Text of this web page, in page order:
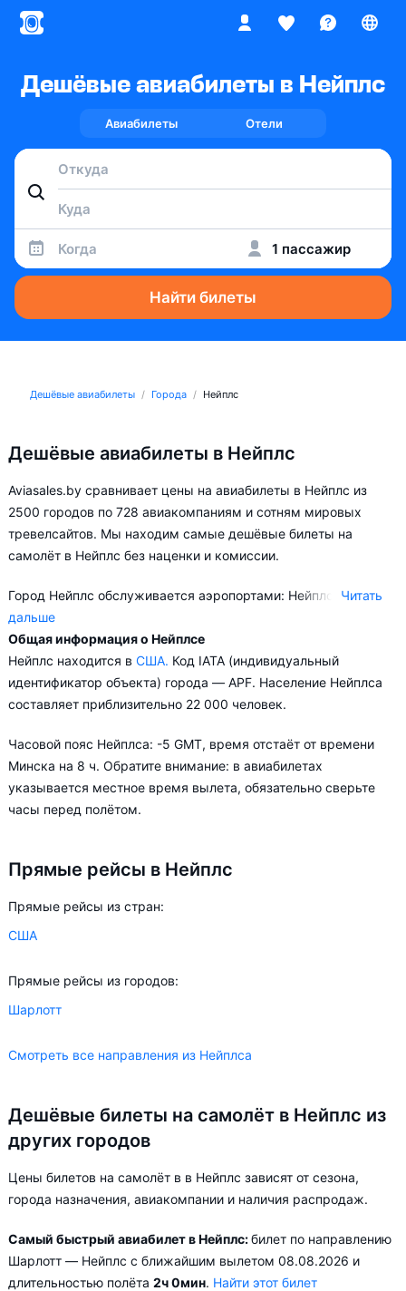
Дешёвые авиабилеты в Нейплс
Авиабилеты Отели
Когда 1 пассажир
Найти билеты
Дешёвые авиабилеты Города Нейплс
Дешёвые авиабилеты в Нейплс
Aviasales.by сравнивает цены на авиабилеты в Нейплс из
2500 городов по 728 авиакомпаниям и сотням мировых
тревелсайтов. Мы находим самые дешёвые билеты на
самолёт в Нейплс без наценки и комиссии.
Город Нейплс обслуживается аэропортами: Нейплс. Читать
дальше
В зависимости от количества дней, оставшихся до вылета,
цена билета на самолёт из в Нейплс может измениться
более чем на 63%.
Aviasales.by советует купить авиабилеты в Нейплс заранее,
чтобы вы могли выбирать условия перелёта, ориентируясь на
свои пожелания и финансовые возможности.
Общая информация о Нейплсе
Нейплс находится в США. Код IATA (индивидуальный
идентификатор объекта) города — APF. Население Нейплса
составляет приблизительно 22 000 человек.
Часовой пояс Нейплса: -5 GMT, время отстаёт от времени
Минска на 8 ч. Обратите внимание: в авиабилетах
указывается местное время вылета, обязательно сверьте
часы перед полётом.
Прямые рейсы в Нейплс
Прямые рейсы из стран:
США
Прямые рейсы из городов:
Шарлотт
Смотреть все направления из Нейплса
Дешёвые билеты на самолёт в Нейплс из
других городов
Цены билетов на самолёт в в Нейплс зависят от сезона,
города назначения, авиакомпании и наличия распродаж.
Самый быстрый авиабилет в Нейплс:билет по направлению
Шарлотт — Нейплс с ближайшим вылетом 08.08.2026 и
длительностью полёта 2ч 0мин. Найти этот билет